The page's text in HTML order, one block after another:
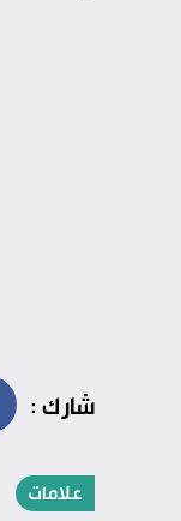
شارك :
علامات